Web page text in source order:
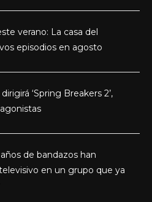
verano: La casa del
episodios en agosto
‘Spring Breakers 2’,
de bandazos han
en un grupo que ya